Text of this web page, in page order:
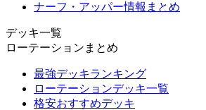
ナーフ・アッパー情報まとめ
デッキ一覧
ローテーションまとめ
最強デッキランキング
ローテーションデッキ一覧
格安おすすめデッキ